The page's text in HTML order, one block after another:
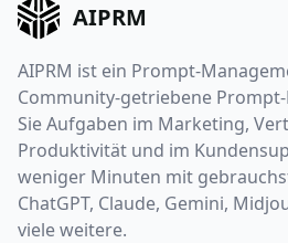
AIPRM
AIPRM ist ein Prompt-
Community-getriebene
Sie Aufgaben im Marketing,
Produktivität und im
weniger Minuten mit
ChatGPT, Claude, Gemini,
viele weitere.